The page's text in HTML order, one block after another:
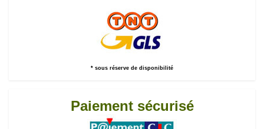
* sous réserve de disponibilité
Paiement sécurisé